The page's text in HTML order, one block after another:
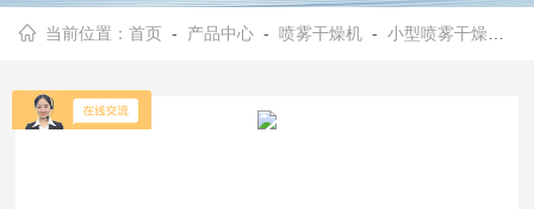
查看更多
当前位置：首页 - 产品中心 -喷雾干燥机 -小型喷雾干燥机